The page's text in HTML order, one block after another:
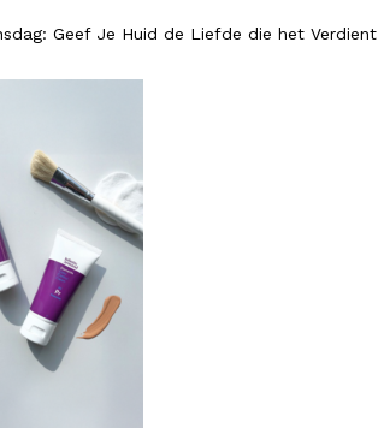
Geef Je Huid de Liefde die het Verdient